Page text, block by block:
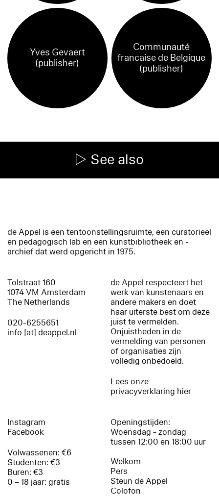
Yves Gevaert
(publisher)
Communauté
francaise de Belgique
(publisher)
See also
de Appel is een tentoonstellingsruimte, een curatorieel
en pedagogisch lab en een kunstbibliotheek en -
archief dat werd opgericht in 1975.
Tolstraat 160
1074 VM Amsterdam
The Netherlands
020-6255651
info [at] deappel.nl
de Appel respecteert het
werk van kunstenaars en
andere makers en doet
haar uiterste best om deze
juist te vermelden.
Onjuistheden in de
vermelding van personen
of organisaties zijn
volledig onbedoeld.
Lees onze
privacyverklaring hier
Instagram
Facebook
Volwassenen: €6
Studenten: €3
Buren: €3
0 – 18 jaar: gratis
Openingstijden:
Woensdag - zondag
tussen 12:00 en 18:00 uur
Welkom
Pers
Steun de Appel
Colofon